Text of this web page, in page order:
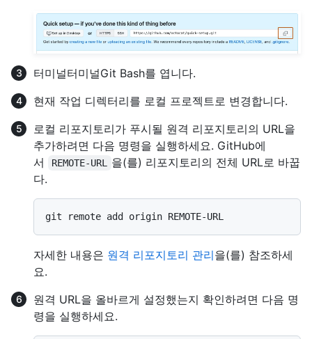
터미널터미널Git Bash를 엽니다.
현재 작업 디렉터리를 로컬 프로젝트로 변경합니다.
로컬 리포지토리가 푸시될 원격 리포지토리의 URL을
추가하려면 다음 명령을 실행하세요. GitHub에
서
REMOTE-URL
을(를) 리포지토리의 전체 URL로 바꿉
다.
자세한 내용은 원격 리포지토리 관리을(를) 참조하세
요.
원격 URL을 올바르게 설정했는지 확인하려면 다음 명
령을 실행하세요.